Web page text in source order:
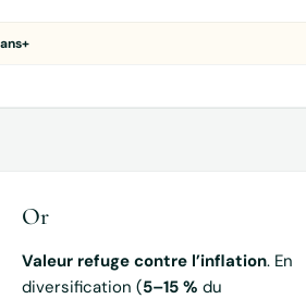
Or
Valeur refuge contre l’inflation. En
diversification (5–15 % du